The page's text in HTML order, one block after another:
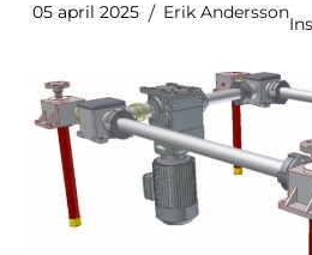
05 april 2025 Erik Andersson